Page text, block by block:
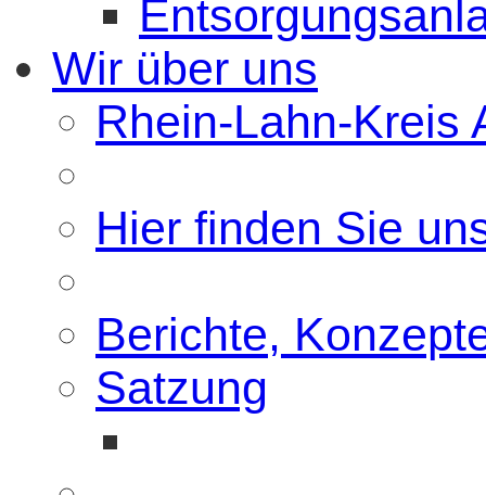
Wir über uns
Rhein-Lahn-Kreis
Hier finden Sie
Berichte,
Satzung